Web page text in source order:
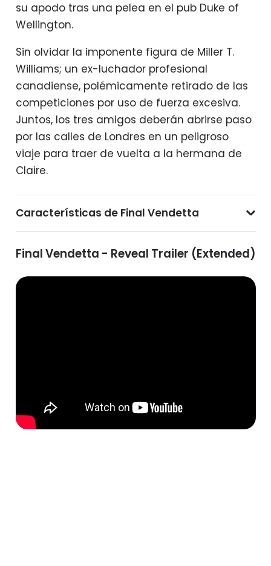
su apodo tras una pelea en el pub Duke of
Wellington.
Sin olvidar la imponente figura de Miller T.
Williams; un ex-luchador profesional
canadiense, polémicamente retirado de las
competiciones por uso de fuerza excesiva.
Juntos, los tres amigos deberán abrirse paso
por las calles de Londres en un peligroso
viaje para traer de vuelta a la hermana de
Claire.
Características de Final Vendetta
Final Vendetta - Reveal Trailer (Extended)